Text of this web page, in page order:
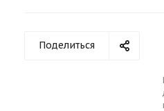
Поделиться